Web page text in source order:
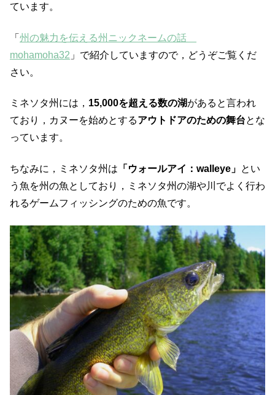
ています。
「 州の魅力を伝える州ニックネームの話
mohamoha32 」で紹介していますので，どうぞご覧くだ
さい。
ミネソタ州には， 15,000を超える数の湖があると言われ
ており，カヌーを始めとするアウトドアのための舞台とな
っています。
ちなみに，ミネソタ州は 「ウォールアイ：walleye」 とい
う魚を州の魚としており，ミネソタ州の湖や川でよく行わ
れるゲームフィッシングのための魚です。